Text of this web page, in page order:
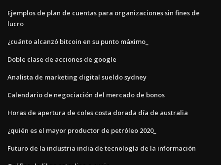
Ejemplos de plan de cuentas para organizaciones sin fines de
lucro
¿cuánto alcanzó bitcoin en su punto máximo_
Doble clase de acciones de google
Analista de marketing digital sueldo sydney
Calendario de negociación del mercado de bonos
Horas de apertura de coles costa dorada día de australia
¿quién es el mayor productor de petróleo 2020_
Futuro de la industria india de tecnología de la información